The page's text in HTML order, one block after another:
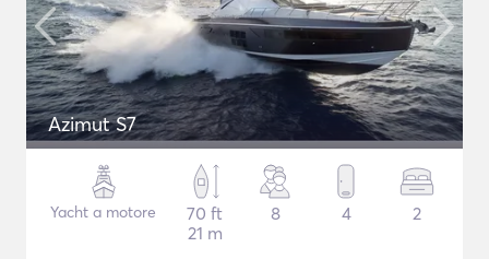
Azimut S7
Yacht a motore
70 ft
21 m
8 4 2